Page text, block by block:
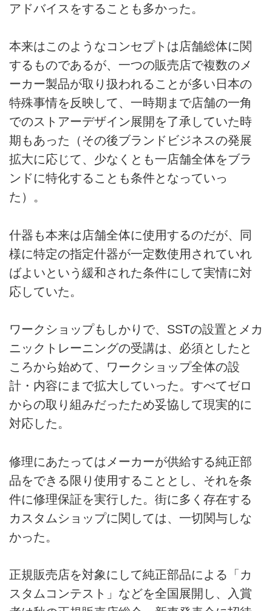
アドバイスをすることも多かった。
本来はこのようなコンセプトは店舗総体に関
するものであるが、一つの販売店で複数のメ
ーカー製品が取り扱われることが多い日本の
特殊事情を反映して、一時期まで店舗の一角
でのストアーデザイン展開を了承していた時
期もあった（その後ブランドビジネスの発展
拡大に応じて、少なくとも一店舗全体をブラ
ンドに特化することも条件となっていっ
た）。
什器も本来は店舗全体に使用するのだが、同
様に特定の指定什器が一定数使用されていれ
ばよいという緩和された条件にして実情に対
応していた。
ワークショップもしかりで、SSTの設置とメカ
ニックトレーニングの受講は、必須としたと
ころから始めて、ワークショップ全体の設
計・内容にまで拡大していった。すべてゼロ
からの取り組みだったため妥協して現実的に
対応した。
修理にあたってはメーカーが供給する純正部
品をできる限り使用することとし、それを条
件に修理保証を実行した。街に多く存在する
カスタムショップに関しては、一切関与しな
かった。
正規販売店を対象にして純正部品による「カ
スタムコンテスト」などを全国展開し、入賞